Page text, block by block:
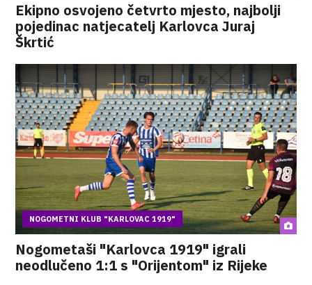
Ekipno osvojeno četvrto mjesto, najbolji
pojedinac natjecatelj Karlovca Juraj
Škrtić
NOGOMETNI KLUB "KARLOVAC 1919"
Nogometaši "Karlovca 1919" igrali
neodlučeno 1:1 s "Orijentom" iz Rijeke